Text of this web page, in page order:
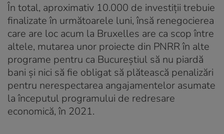
În total, aproximativ 10.000 de investiții trebuie
finalizate în următoarele luni, însă renegocierea
care are loc acum la Bruxelles are ca scop între
altele, mutarea unor proiecte din PNRR în alte
programe pentru ca Bucureștiul să nu piardă
bani și nici să fie obligat să plătească penalizări
pentru nerespectarea angajamentelor asumate
la începutul programului de redresare
economică, în 2021.